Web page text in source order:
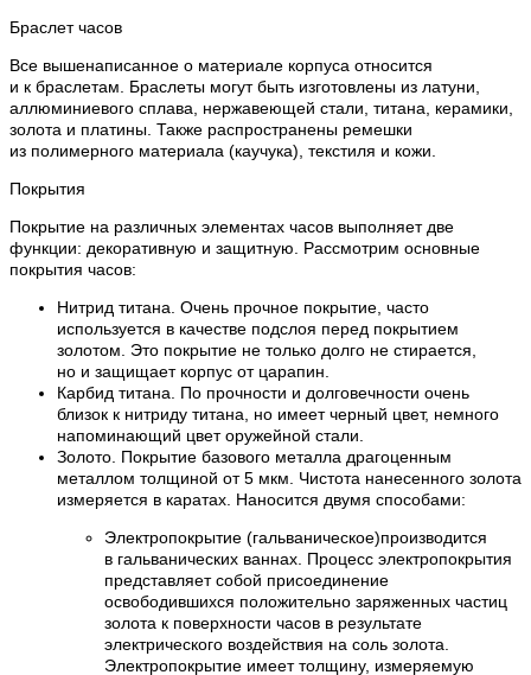
Браслет часов
Все вышенаписанное о материале корпуса относится
и к браслетам. Браслеты могут быть изготовлены из латуни,
аллюминиевого сплава, нержавеющей стали, титана, керамики,
золота и платины. Также распространены ремешки
из полимерного материала (каучука), текстиля и кожи.
Покрытия
Покрытие на различных элементах часов выполняет две
функции: декоративную и защитную. Рассмотрим основные
покрытия часов:
Нитрид титана. Очень прочное покрытие, часто
используется в качестве подслоя перед покрытием
золотом. Это покрытие не только долго не стирается,
но и защищает корпус от царапин.
Карбид титана. По прочности и долговечности очень
близок к нитриду титана, но имеет черный цвет, немного
напоминающий цвет оружейной стали.
Золото. Покрытие базового металла драгоценным
металлом толщиной от 5 мкм. Чистота нанесенного золота
измеряется в каратах. Наносится двумя способами:
Электропокрытие (гальваническое)производится
в гальванических ваннах. Процесс электропокрытия
представляет собой присоединение
освободившихся положительно заряженных частиц
золота к поверхности часов в результате
электрического воздействия на соль золота.
Электропокрытие имеет толщину, измеряемую